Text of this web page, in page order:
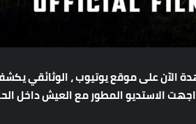
الآنعلىموقعيوتيوب،الوثائقي
الاستديوالمطورمعالعيشداخل